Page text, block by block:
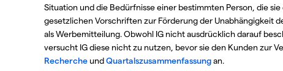
Situation und die Bedürfnisse einer bestimmten Person, die
gesetzlichen Vorschriften zur Förderung der Unabhängigkeit
als Werbemitteilung. Obwohl IG nicht ausdrücklich darauf
versucht IG diese nicht zu nutzen, bevor sie den Kunden zur
Recherche undQuartalszusammenfassungan.